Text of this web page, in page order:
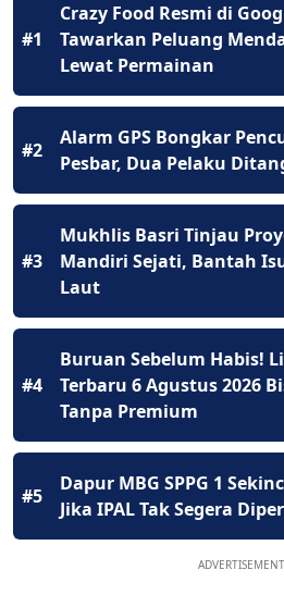
#1
Crazy Food Resmi di
Tawarkan Peluang
Lewat Permainan
#2
Alarm GPS Bongkar
Pesbar, Dua Pelaku
#3
Mukhlis Basri Tinjau
Mandiri Sejati, Bantah
Laut
#4
Buruan Sebelum Habis!
Terbaru 6 Agustus 2026
Tanpa Premium
#5
Dapur MBG SPPG 1
Jika IPAL Tak Segera